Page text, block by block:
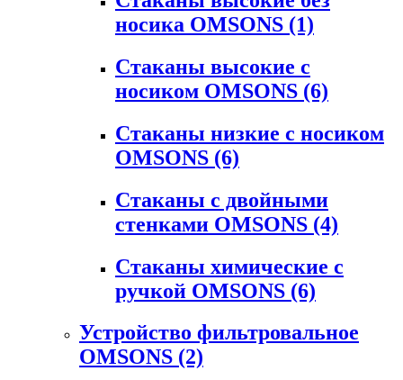
носика OMSONS (1)
Стаканы высокие с
носиком OMSONS (6)
Стаканы низкие с носиком
OMSONS (6)
Стаканы с двойными
стенками OMSONS (4)
Стаканы химические с
ручкой OMSONS (6)
Устройство фильтровальное
OMSONS (2)